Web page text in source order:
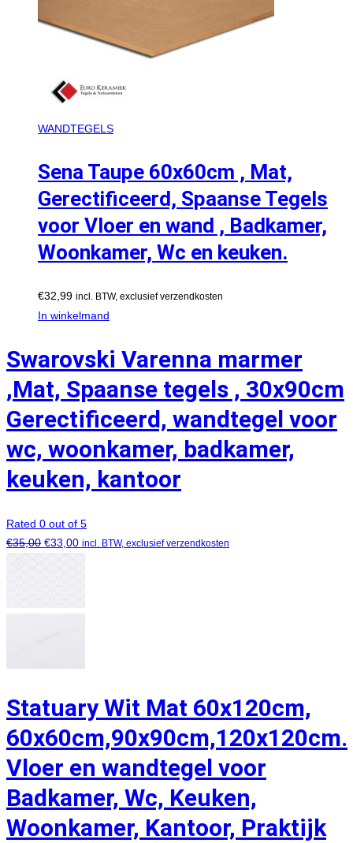
WANDTEGELS
Sena Taupe 60x60cm , Mat,
Gerectificeerd, Spaanse Tegels
voor Vloer en wand , Badkamer,
Woonkamer, Wc en keuken.
€32,99 incl. BTW, exclusief verzendkosten
In winkelmand
Swarovski Varenna marmer
,Mat, Spaanse tegels , 30x90cm
Gerectificeerd, wandtegel voor
wc, woonkamer, badkamer,
keuken, kantoor
Rated 0 out of 5
€35,00 €33,00 incl. BTW, exclusief verzendkosten
Statuary Wit Mat 60x120cm,
60x60cm,90x90cm,120x120cm.
Vloer en wandtegel voor
Badkamer, Wc, Keuken,
Woonkamer, Kantoor, Praktijk